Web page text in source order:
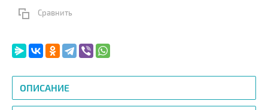
Сравнить
ОПИСАНИЕ